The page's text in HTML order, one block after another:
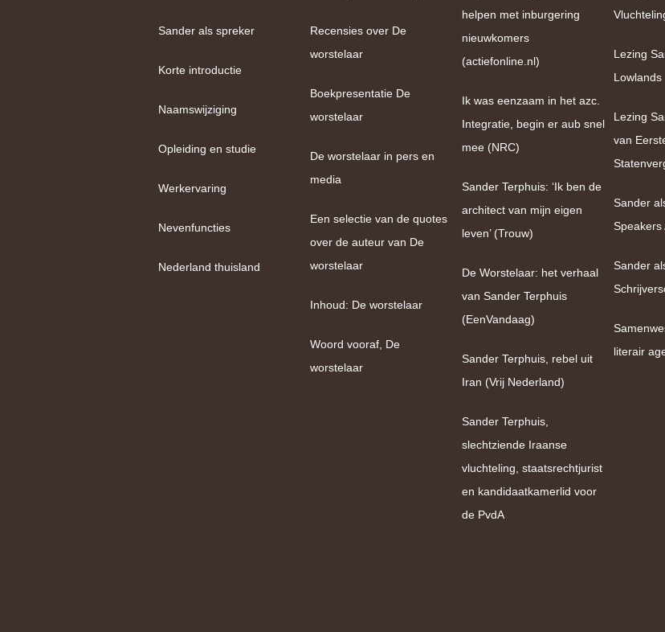
Sander als spreker
Korte introductie
Naamswijziging
Opleiding en studie
Werkervaring
Nevenfuncties
Nederland thuisland
Recensies over De
worstelaar
Boekpresentatie De
worstelaar
De worstelaar in pers en
media
Een selectie van de quotes
over de auteur van De
worstelaar
Inhoud: De worstelaar
Woord vooraf, De
worstelaar
helpen met inburgering
nieuwkomers
(actiefonline.nl)
Ik was eenzaam in het azc.
Integratie, begin er aub snel
mee (NRC)
Sander Terphuis: ‘Ik ben de
architect van mijn eigen
leven’ (Trouw)
De Worstelaar: het verhaal
van Sander Terphuis
(EenVandaag)
Sander Terphuis, rebel uit
Iran (Vrij Nederland)
Sander Terphuis,
slechtziende Iraanse
vluchteling, staatsrechtjurist
en kandidaatkamerlid voor
de PvdA
Lezing
Lowlands
Lezing
van
Sander
Speakers
Sander
literair